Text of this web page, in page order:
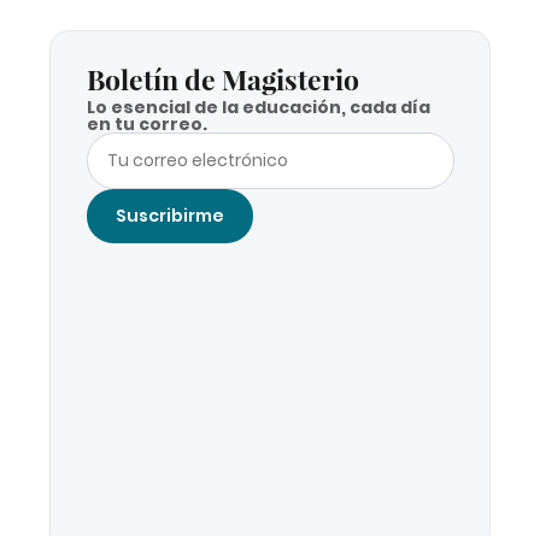
Boletín de Magisterio
Lo esencial de la educación, cada día
en tu correo.
Suscribirme